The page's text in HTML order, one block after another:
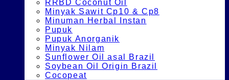
RRBD Coconut Oil
Minyak Sawit Cp10 & Cp8
Minuman Herbal Instan
Pupuk
Pupuk Anorganik
Minyak Nilam
Sunflower Oil asal Brazil
Soybean Oil Origin Brazil
Cocopeat